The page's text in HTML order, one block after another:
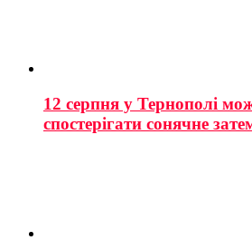
12 серпня у Тернополі
спостерігати сонячне